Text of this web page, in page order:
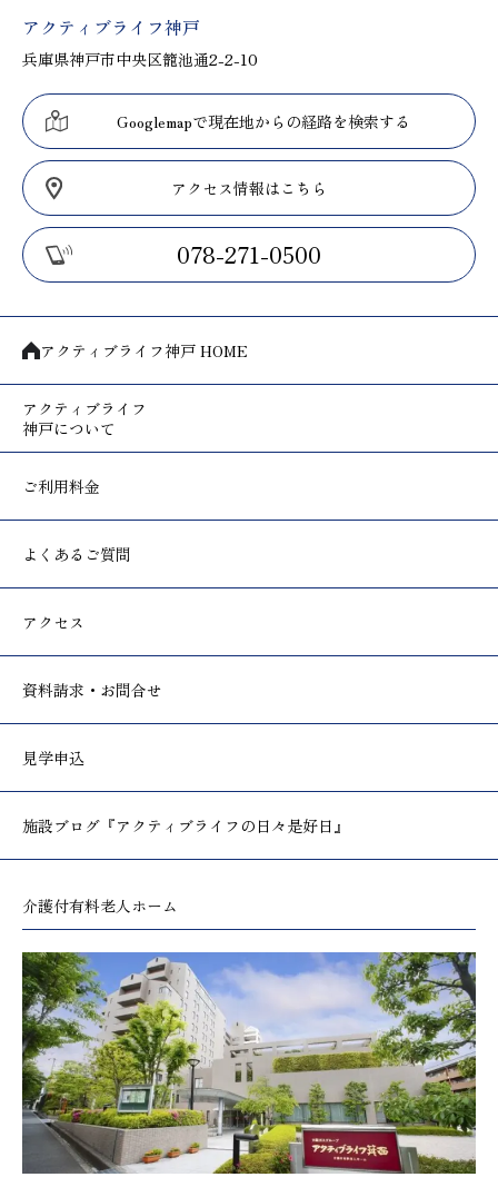
アクティブライフ神戸
兵庫県神戸市中央区籠池通2-2-10
Googlemapで現在地からの経路を検索する
アクセス情報はこちら
078-271-0500
アクティブライフ神戸 HOME
アクティブライフ
神戸について
ご利用料金
よくあるご質問
アクセス
資料請求・お問合せ
見学申込
施設ブログ 『アクティブライフの日々是好日』
介護付有料老人ホーム